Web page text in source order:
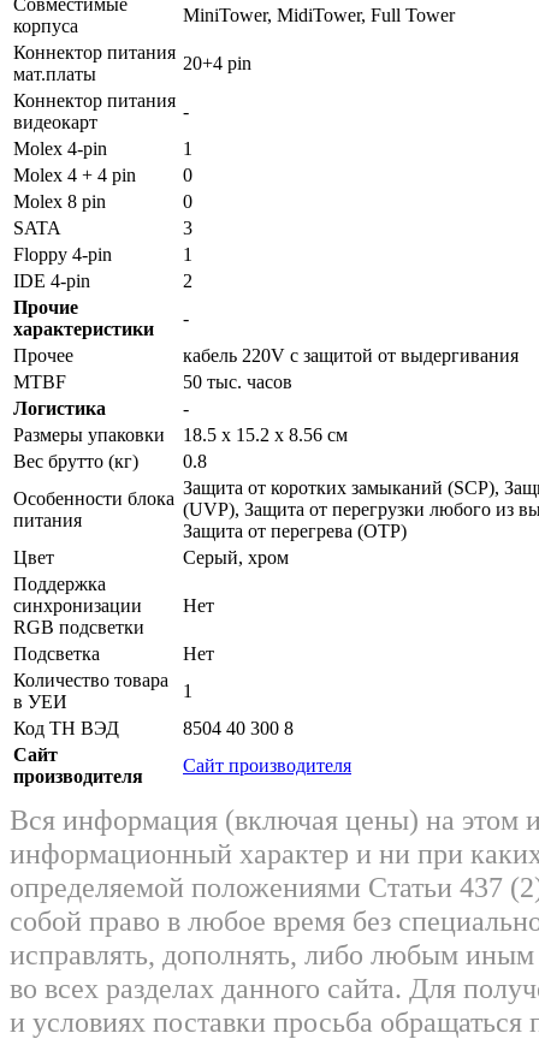
корпуса
MiniTower, MidiTower, Full Tower
Коннектор питания
мат.платы
20+4 pin
Коннектор питания
видеокарт
-
Molex 4-pin
1
Molex 4 + 4 pin
0
Molex 8 pin
0
SATA
3
Floppy 4-pin
1
IDE 4-pin
2
Прочие
характеристики
-
Прочее
кабель 220V с защитой от выдергивания
MTBF
50 тыс. часов
Логистика
-
Размеры упаковки
18.5 x 15.2 x 8.56 см
Вес брутто (кг)
0.8
Особенности блока
питания
Защита от коротких замыканий (SCP),
(UVP), Защита от перегрузки любого из
Защита от перегрева (OTP)
Цвет
Серый, хром
Поддержка
синхронизации
RGB подсветки
Нет
Подсветка
Нет
Количество товара
в УЕИ
1
Код ТН ВЭД
8504 40 300 8
Сайт
производителя
Сайт производителя
Вся информация (включая цены) на этом
информационный характер и ни при
определяемой положениями Статьи 437
собой право в любое время без
исправлять, дополнять, либо любым
во всех разделах данного сайта. Для
и условиях поставки просьба